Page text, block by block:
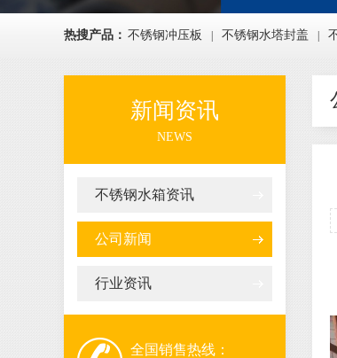
热搜产品： 不锈钢冲压板 不锈钢水塔封盖
新闻资讯
NEWS
不锈钢水箱资讯
公司新闻
行业资讯
全国销售热线：